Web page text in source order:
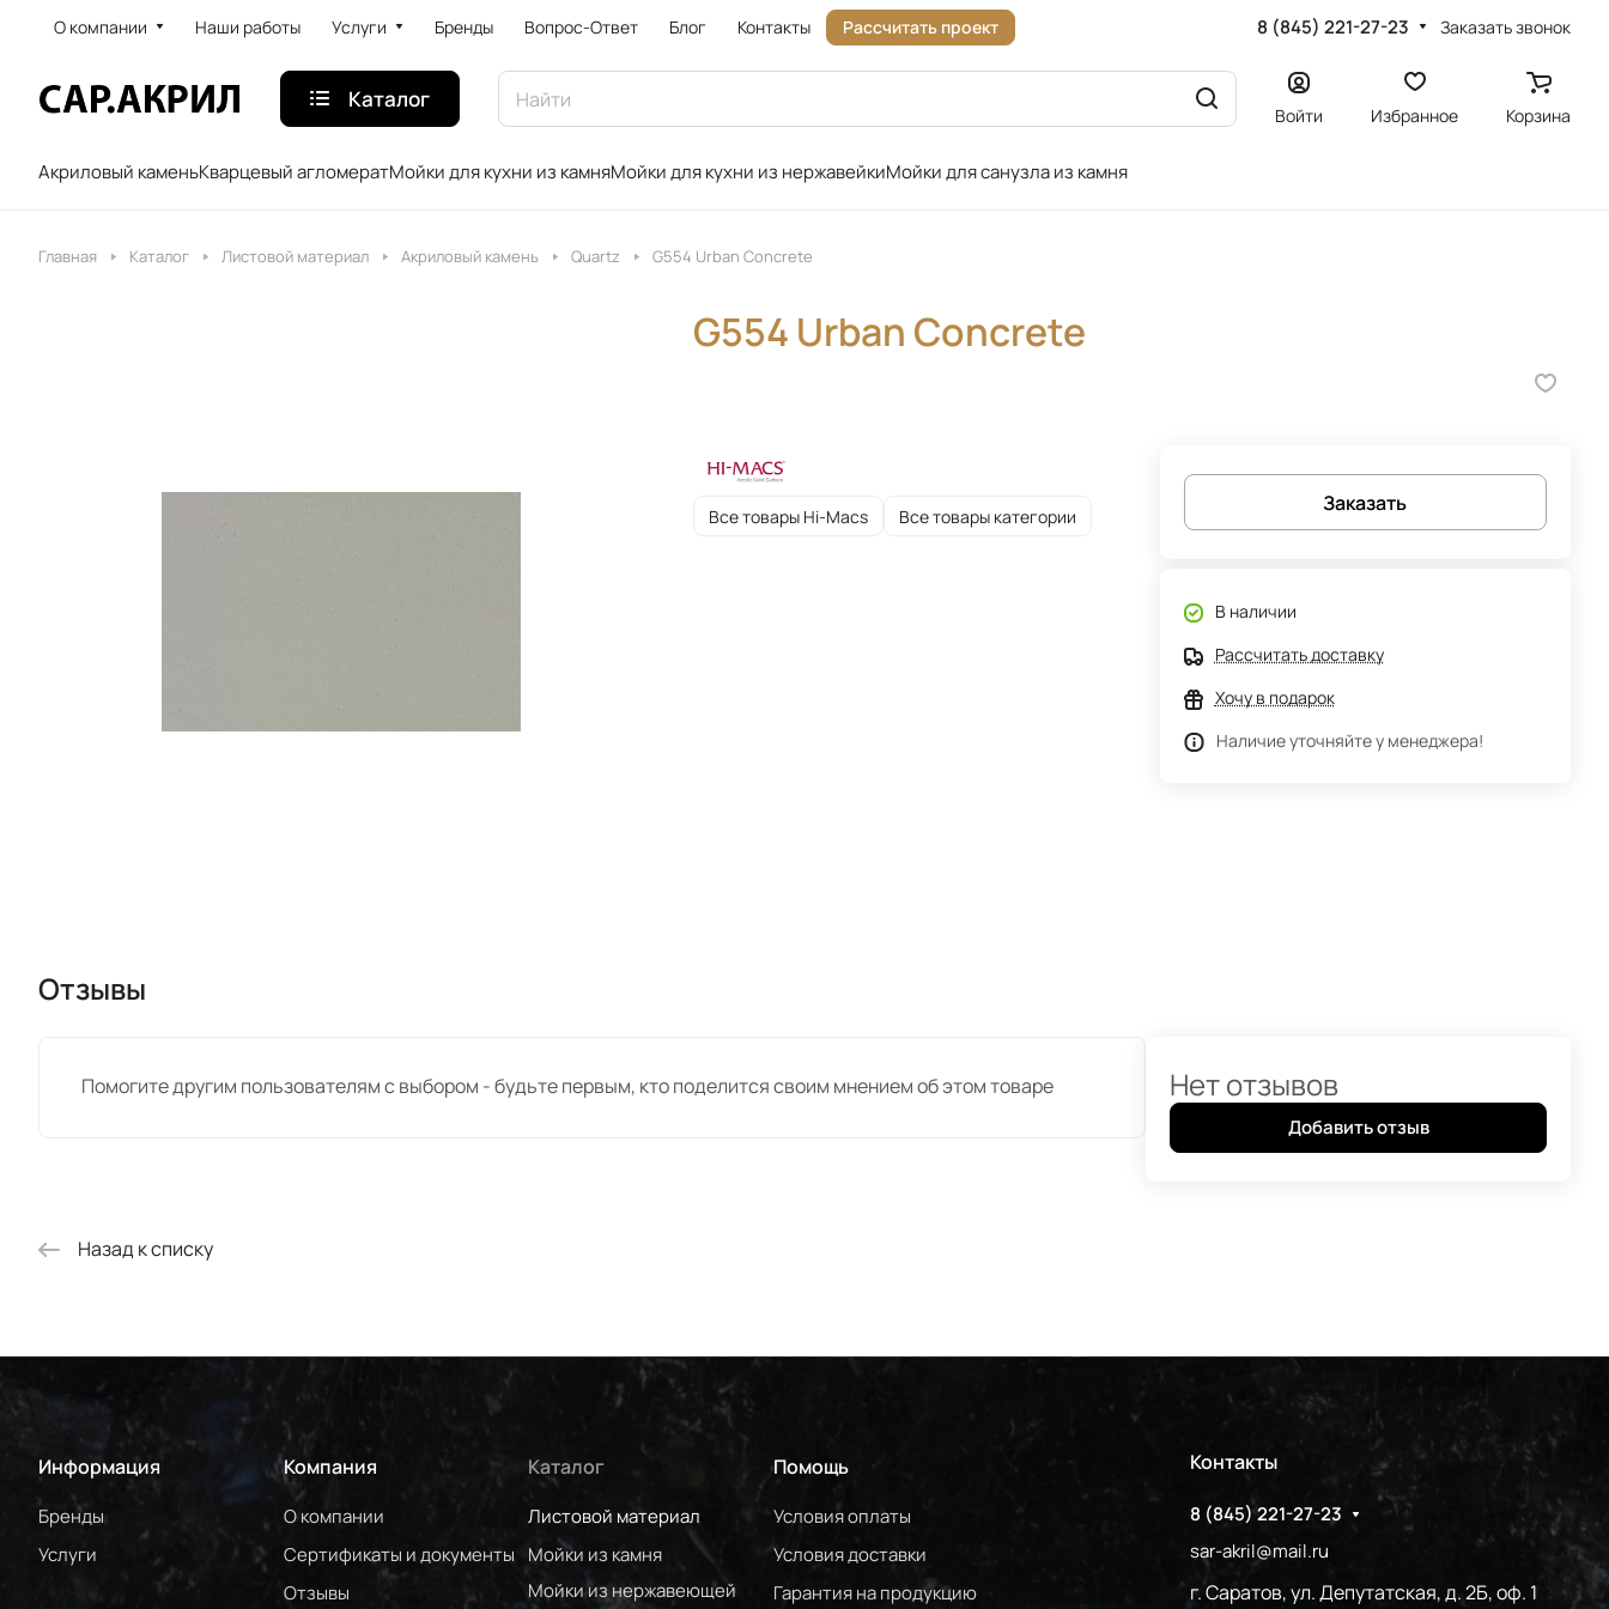
О компании Наши работы Услуги Бренды Вопрос-Ответ Блог Контакты Рассчитать проект 8 (845) 221-27-23 Заказать звонок
Каталог
Войти Избранное Корзина
Акриловый каменьКварцевый агломератМойки для кухни из камняМойки для кухни из нержавейкиМойки для санузла из камня
Главная Каталог Листовой материал Акриловый камень Quartz G554 Urban Concrete
G554 Urban Concrete
Все товары Hi-Macs Все товары категории
Заказать
В наличии
Рассчитать доставку
Хочу в подарок
Наличие уточняйте у менеджера!
Отзывы
Помогите другим пользователям с выбором - будьте первым, кто поделится своим мнением об этом товаре Нет отзывов
Добавить отзыв
Назад к списку
Информация
Бренды
Услуги
Компания
О компании
Сертификаты и документы
Отзывы
Каталог
Листовой материал
Мойки из камня
Мойки из нержавеющей
Помощь
Условия оплаты
Условия доставки
Гарантия на продукцию
Контакты
8 (845) 221-27-23
sar-akril@mail.ru
г. Саратов, ул. Депутатская, д. 2Б, оф. 1